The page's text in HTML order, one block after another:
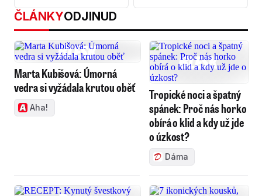
ČLÁNKYODJINUD
Marta Kubišová: Úmorná
vedra si vyžádala krutou oběť
Aha!
Tropické noci a špatný
spánek: Proč nás horko
obírá o klid a kdy už jde
o úzkost?
Dáma